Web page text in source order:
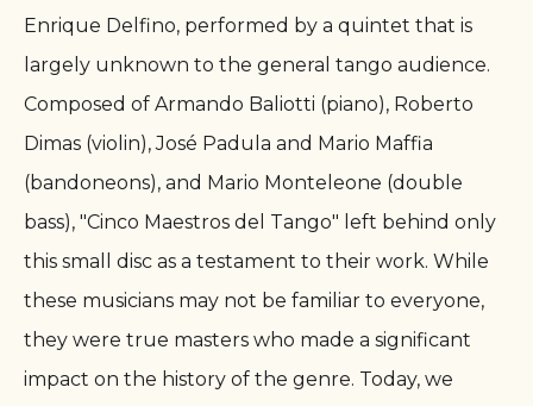
Enrique Delfino, performed by a quintet that is
largely unknown to the general tango audience.
Composed of Armando Baliotti (piano), Roberto
Dimas (violin), José Padula and Mario Maffia
(bandoneons), and Mario Monteleone (double
bass), "Cinco Maestros del Tango" left behind only
this small disc as a testament to their work. While
these musicians may not be familiar to everyone,
they were true masters who made a significant
impact on the history of the genre. Today, we